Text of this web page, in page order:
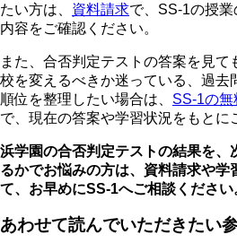
たい方は、 資料請求で、SS-1の授
内容をご確認ください。
また、合否判定テストの答案を見て
校を変えるべきか迷っている、過去
順位を整理したい場合は、 SS-1の
で、現在の答案や学習状況をもとに
浜学園の合否判定テストの結果を、
るかでお悩みの方は、資料請求や学
て、お早めにSS-1へご相談ください
あわせて読んでいただきたい